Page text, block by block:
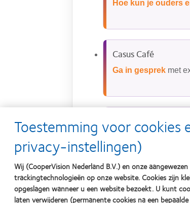
Hoe kun je ouders
Casus Café
Ga in gesprek met
Netwerkborrel
We sluiten af met
Toestemming voor cookies
privacy-instellingen)
Wij (CooperVision Nederland B.V.) en onze
trackingtechnologieën op onze website. Cookies zijn
opgeslagen wanneer u een website bezoekt. U kunt
laten verwijderen (permanente cookies na een